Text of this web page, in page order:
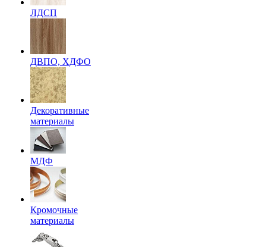
ЛДСП
ДВПО, ХДФО
Декоративные
материалы
МДФ
Кромочные
материалы